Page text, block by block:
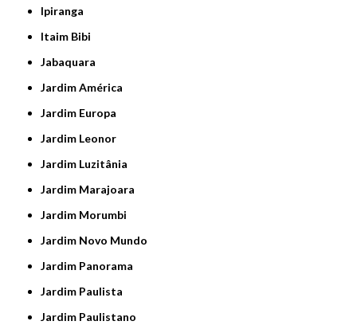
Ipiranga
Itaim Bibi
Jabaquara
Jardim América
Jardim Europa
Jardim Leonor
Jardim Luzitânia
Jardim Marajoara
Jardim Morumbi
Jardim Novo Mundo
Jardim Panorama
Jardim Paulista
Jardim Paulistano